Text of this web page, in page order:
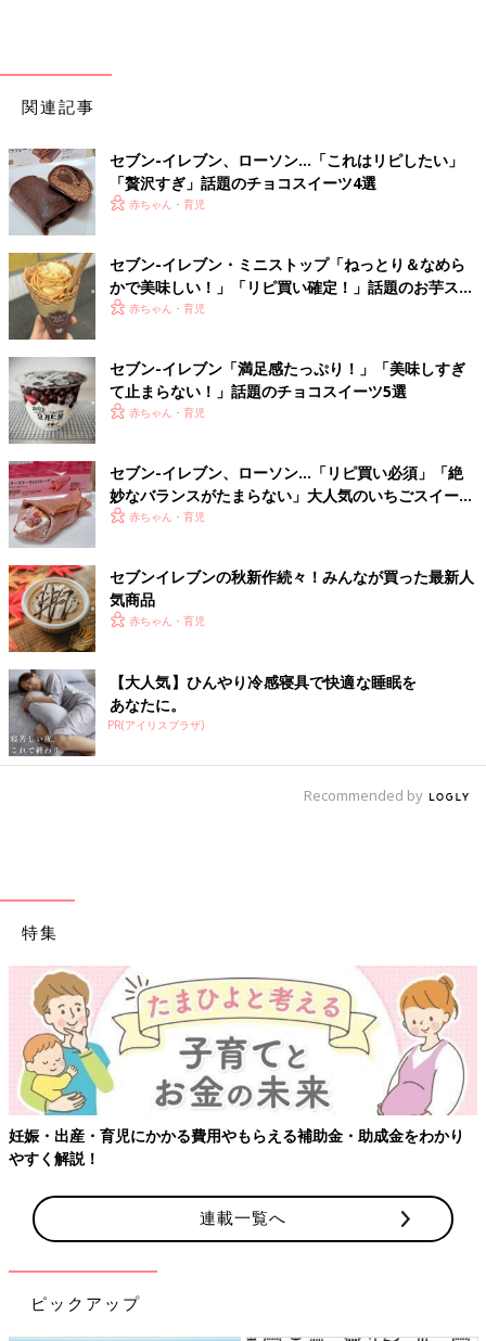
関連記事
セブン-イレブン、ローソン…「これはリピしたい」
「贅沢すぎ」話題のチョコスイーツ4選
赤ちゃん・育児
セブン-イレブン・ミニストップ「ねっとり＆なめら
かで美味しい！」「リピ買い確定！」話題のお芋スイ
ーツ4選
赤ちゃん・育児
セブン-イレブン「満足感たっぷり！」「美味しすぎ
て止まらない！」話題のチョコスイーツ5選
赤ちゃん・育児
セブン-イレブン、ローソン…「リピ買い必須」「絶
妙なバランスがたまらない」大人気のいちごスイーツ
4選赤ちゃん・育児
セブンイレブンの秋新作続々！みんなが買った最新人
気商品
赤ちゃん・育児
【大人気】ひんやり冷感寝具で快適な睡眠を
あなたに。
PR(アイリスプラザ)
Recommended by
特集
わかり
【ワクチン接種できるものも】妊婦の感染症対策、知って
連載一覧へ
ピックアップ